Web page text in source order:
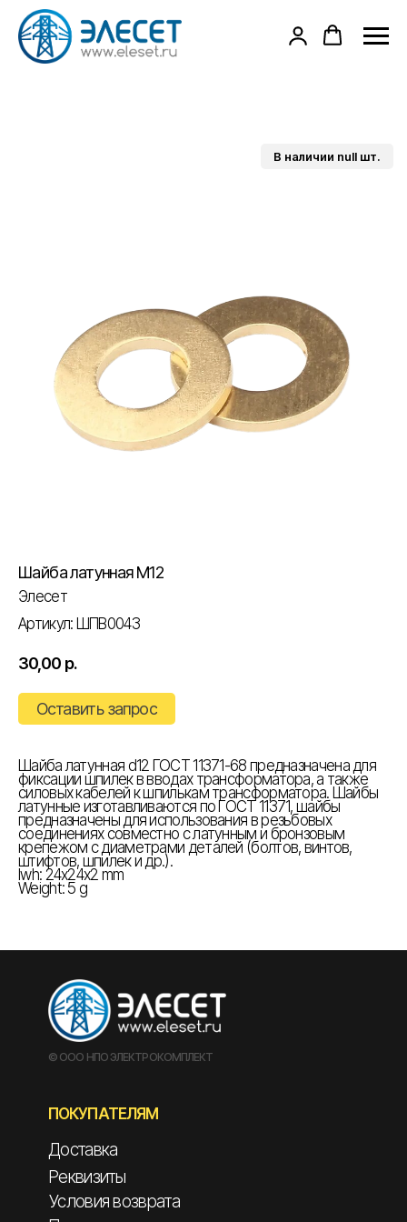
Шайба латунная М12
Элесет
Артикул: ШПВ0043
30,00 р.
Оставить запрос
Шайба латунная d12 ГОСТ 11371-68 предназначена для
фиксации шпилек в вводах трансформатора, а также
силовых кабелей к шпилькам трансформатора. Шайбы
латунные изготавливаются по ГОСТ 11371, шайбы
предназначены для использования в резьбовых
соединениях совместно с латунным и бронзовым
крепежом с диаметрами деталей (болтов, винтов,
штифтов, шпилек и др.).
lwh: 24x24x2 mm
Weight: 5 g
© ООО НПО ЭЛЕКТРОКОМПЛЕКТ
ПОКУПАТЕЛЯМ
Доставка
Реквизиты
Условия возврата